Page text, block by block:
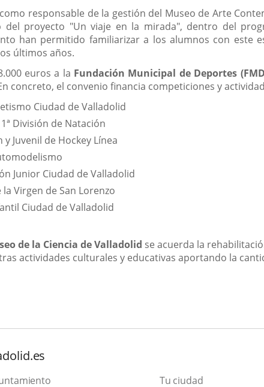
responsable de la gestión del Museo de Arte
proyecto "Un viaje en la mirada", dentro del
han permitido familiarizar a los alumnos con este
últimos años.
euros a la Fundación Municipal de Deportes
concreto, el convenio financia competiciones y
Ciudad de Valladolid
División de Natación
Juvenil de Hockey Línea
Junior Ciudad de Valladolid
Virgen de San Lorenzo
Ciudad de Valladolid
de la Ciencia de Valladolid se acuerda la
actividades culturales y educativas aportando la
Tu ciudad